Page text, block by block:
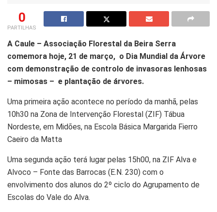
0
PARTILHAS
A Caule – Associação Florestal da Beira Serra
comemora hoje, 21 de março, o Dia Mundial da Árvore
com demonstração de controlo de invasoras lenhosas
– mimosas – e plantação de árvores.
Uma primeira ação acontece no período da manhã, pelas
10h30 na Zona de Intervenção Florestal (ZIF) Tábua
Nordeste, em Midões, na Escola Básica Margarida Fierro
Caeiro da Matta
Uma segunda ação terá lugar pelas 15h00, na ZIF Alva e
Alvoco – Fonte das Barrocas (E.N. 230) com o
envolvimento dos alunos do 2º ciclo do Agrupamento de
Escolas do Vale do Alva.